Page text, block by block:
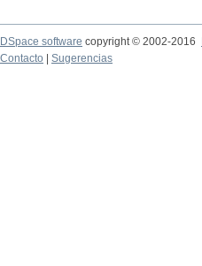
DSpace software copyright © 2002-2016
Contacto
Sugerencias